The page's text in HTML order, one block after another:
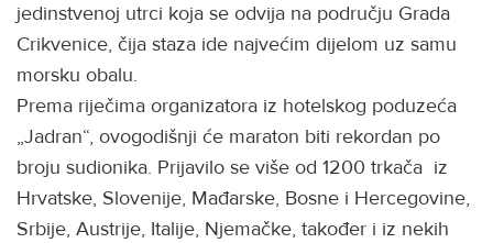
jedinstvenoj utrci koja se odvija na području Grada
Crikvenice, čija staza ide najvećim dijelom uz samu
morsku obalu.
Prema riječima organizatora iz hotelskog poduzeća
„Jadran“, ovogodišnji će maraton biti rekordan po
broju sudionika. Prijavilo se više od 1200 trkača iz
Hrvatske, Slovenije, Mađarske, Bosne i Hercegovine,
Srbije, Austrije, Italije, Njemačke, također i iz nekih